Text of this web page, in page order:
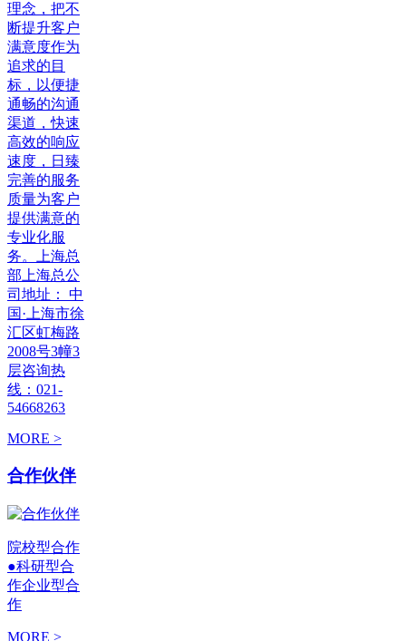
理念，把不
断提升客户
满意度作为
追求的目
标，以便捷
通畅的沟通
渠道，快速
高效的响应
速度，日臻
完善的服务
质量为客户
提供满意的
专业化服
务。上海总
部上海总公
司地址： 中
国·上海市徐
汇区虹梅路
2008号3幢3
层咨询热
线：021-
54668263
MORE >
合作伙伴
院校型合作
●科研型合
作企业型合
作
MORE >